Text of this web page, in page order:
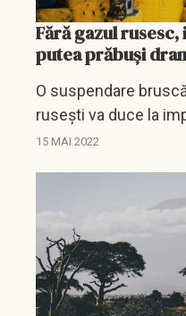
Fără gazul
putea prăbuși
O suspendare
rusești va duce la
”stări de război” în
15 MAI 2022